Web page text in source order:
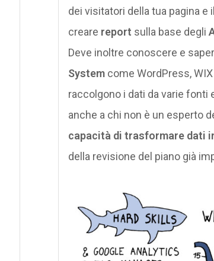
dei visitatori della tua pagina e
creare report sulla base degli
Deve inoltre conoscere e
Systemcome WordPress,
raccolgono i dati da varie
anche a chi non è un esperto
capacità di trasformare dati
della revisione del piano già